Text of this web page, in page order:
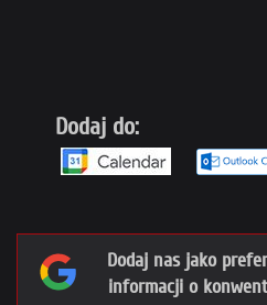
Dodaj do:
Dodaj nas jako
informacji o